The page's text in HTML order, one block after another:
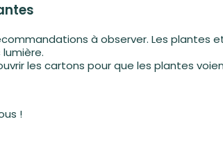
à observer. Les plantes
les cartons pour que les plantes
!